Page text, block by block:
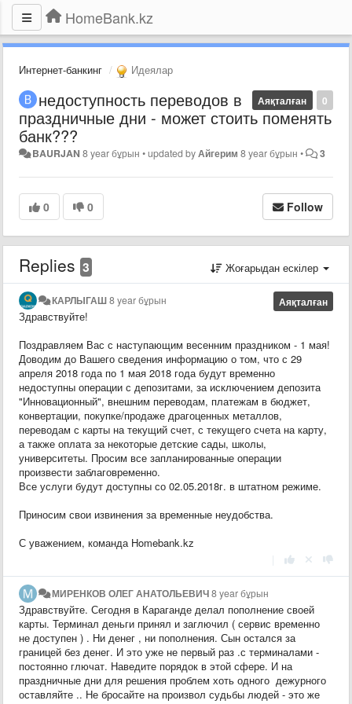
HomeBank.kz
Интернет-банкинг Идеялар
0
Аяқталған
недоступность переводов в
праздничные дни - может стоить поменять
банк???
BAURJAN 8 year бұрын •updated byАйгерим 8 year бұрын • 3
0 0 Follow
Replies 3 Жоғарыдан ескілер
Аяқталған
КАРЛЫГАШ8 year бұрын
Здравствуйте!
Поздравляем Вас с наступающим весенним праздником - 1 мая!
Доводим до Вашего сведения информацию о том, что с 29
апреля 2018 года по 1 мая 2018 года будут временно
недоступны операции с депозитами, за исключением депозита
"Инновационный", внешним переводам, платежам в бюджет,
конвертации, покупке/продаже драгоценных металлов,
переводам с карты на текущий счет, с текущего счета на карту,
а также оплата за некоторые детские сады, школы,
университеты. Просим все запланированные операции
произвести заблаговременно.
Все услуги будут доступны со 02.05.2018г. в штатном режиме.
Приносим свои извинения за временные неудобства.
С уважением, команда Homebank.kz
МИРЕНКОВ ОЛЕГ АНАТОЛЬЕВИЧ8 year бұрын
Здравствуйте. Сегодня в Караганде делал пополнение своей
карты. Терминал деньги принял и заглючил ( сервис временно
не доступен ) . Ни денег , ни пополнения. Сын остался за
границей без денег. И это уже не первый раз .с терминалами -
постоянно глючат. Наведите порядок в этой сфере. И на
праздничные дни для решения проблем хоть одного дежурного
оставляйте .. Не бросайте на произвол судьбы людей - это же